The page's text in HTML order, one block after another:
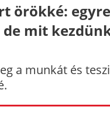
örökké: egyre
mit
a munkát és